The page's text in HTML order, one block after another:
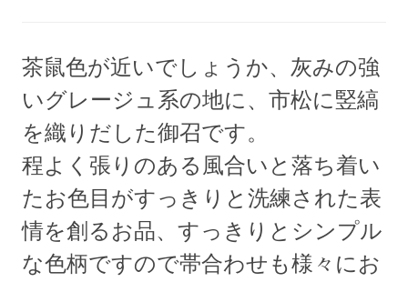
茶鼠色が近いでしょうか、灰みの強
いグレージュ系の地に、市松に竪縞
を織りだした御召です。
程よく張りのある風合いと落ち着い
たお色目がすっきりと洗練された表
情を創るお品、すっきりとシンプル
な色柄ですので帯合わせも様々にお